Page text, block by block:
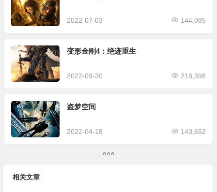
2022-07-03 144,085
变形金刚4：绝迹重生
2022-09-30 218,398
盗梦空间
2022-04-18 143,652
相关文章